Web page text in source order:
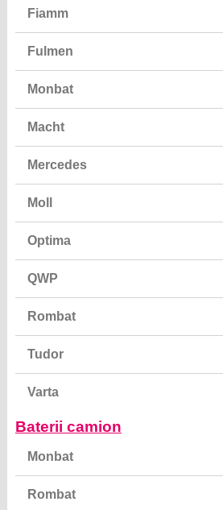
Fiamm
Fulmen
Monbat
Macht
Mercedes
Moll
Optima
QWP
Rombat
Tudor
Varta
Baterii camion
Monbat
Rombat